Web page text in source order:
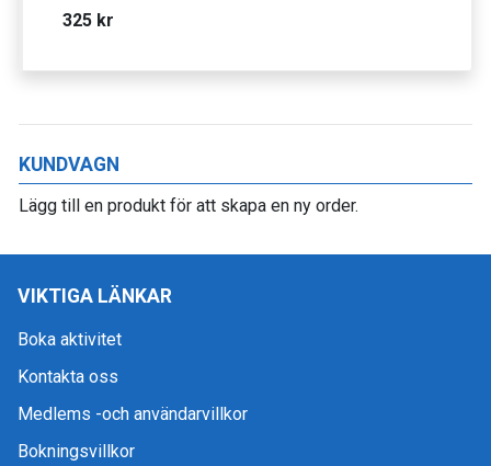
KUNDVAGN
Lägg till en produkt för att skapa en ny order.
325 kr
VIKTIGA LÄNKAR
Boka aktivitet
Kontakta oss
Medlems -och användarvillkor
Bokningsvillkor